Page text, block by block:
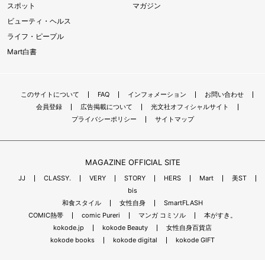
スポット
ビューティ・ヘルス
ライフ・ピープル
Mart白書
マガジン
このサイトについて FAQ インフォメーション
お問い合わせ
会員登録
広告掲載について
光文社オフィシャルサイト
プライバシーポリシー
サイトマップ
MAGAZINE OFFICIAL SITE
JJ CLASSY. VERY STORY HERS Mart
美ST
bis
和食スタイル
女性自身
SmartFLASH
COMIC熱帯
comic Pureri マンガ コミソル
本がすき。
kokode.jp
kokode Beauty
女性自身百貨店
kokode books
kokode digital kokode GIFT